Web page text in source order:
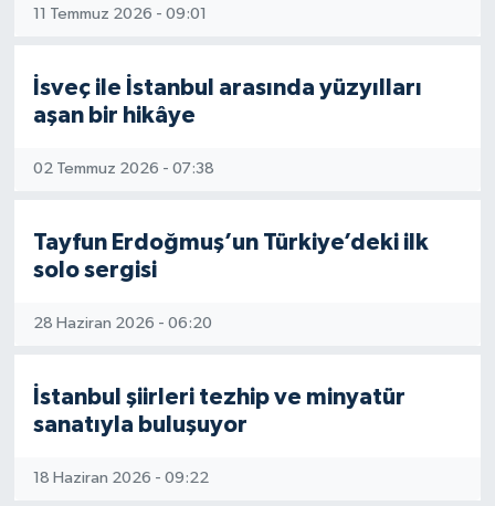
11 Temmuz 2026 - 09:01
İsveç ile İstanbul arasında yüzyılları
aşan bir hikâye
02 Temmuz 2026 - 07:38
Tayfun Erdoğmuş’un Türkiye’deki ilk
solo sergisi
28 Haziran 2026 - 06:20
İstanbul şiirleri tezhip ve minyatür
sanatıyla buluşuyor
18 Haziran 2026 - 09:22